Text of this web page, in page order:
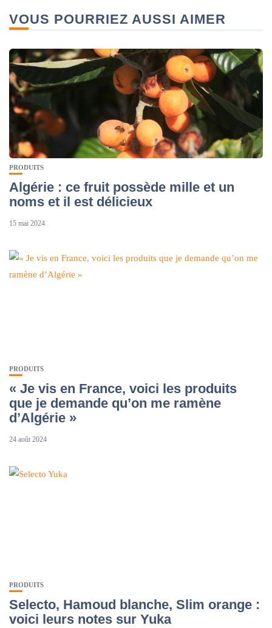
VOUS POURRIEZ AUSSI AIMER
PRODUITS
Algérie : ce fruit possède mille et un
noms et il est délicieux
15 mai 2024
PRODUITS
« Je vis en France, voici les produits
que je demande qu’on me ramène
d’Algérie »
24 août 2024
PRODUITS
Selecto, Hamoud blanche, Slim orange :
voici leurs notes sur Yuka